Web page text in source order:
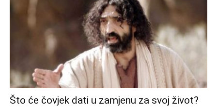
Što će čovjek dati u zamjenu za svoj život?